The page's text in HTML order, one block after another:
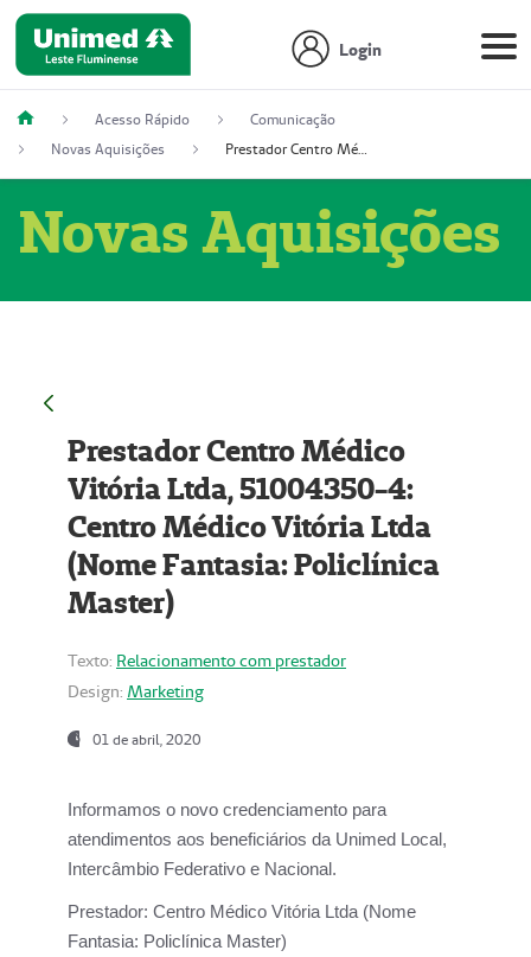
Login
Acesso Rápido
Comunicação
Novas Aquisições
Prestador Centro Médico Vitória Ltda, 51004350-4: Centro Médico Vitória Ltda (Nome Fantasia: Policlínica Master)
Novas Aquisições
Prestador Centro Médico
Vitória Ltda, 51004350-4:
Centro Médico Vitória Ltda
(Nome Fantasia: Policlínica
Master)
Texto: Relacionamento com prestador
Design: Marketing
01 de abril, 2020
Informamos o novo credenciamento para
atendimentos aos beneficiários da Unimed Local,
Intercâmbio Federativo e Nacional.
Prestador: Centro Médico Vitória Ltda (Nome
Fantasia: Policlínica Master)